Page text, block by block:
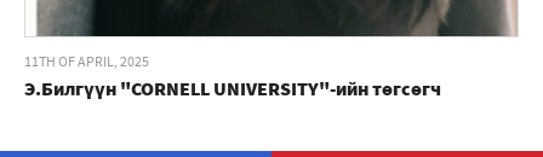
11TH OF APRIL, 2025
Э.Билгүүн "CORNELL UNIVERSITY"-ийн төгсөгч